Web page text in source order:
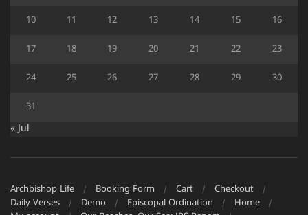
10 11 12 13 14 15 16
17 18 19 20 21 22 23
24 25 26 27 28 29 30
31
« Jul
Archbishop Life Booking Form Cart
Checkout
Daily Verses
Demo Episcopal Ordination
Home